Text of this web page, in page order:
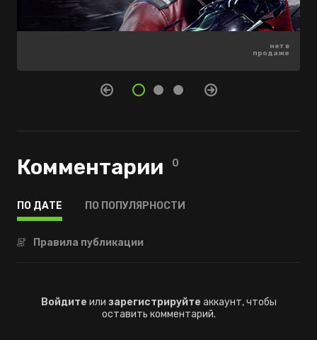
нет в
продаже
899 ₽
314 ₽
нет в
продаже
Комментарии 0
ПО ДАТЕ ПО ПОПУЛЯРНОСТИ
Правила публикации
Войдите или зарегистрируйте аккаунт, чтобы
оставить комментарий.